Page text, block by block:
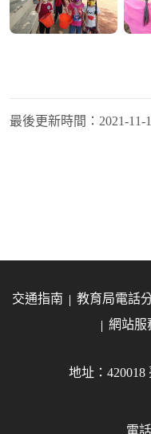
最後更新時間： 2021-11-
交通指南 教育局電話
網站服
地址：
電